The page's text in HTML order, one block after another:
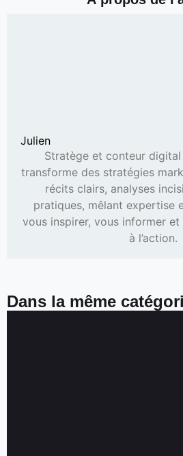
Julien
Stratège et conteur digital
transforme des stratégies
récits clairs, analyses
pratiques, mêlant expertise
vous inspirer, vous informer
à l’action.
Dans la même